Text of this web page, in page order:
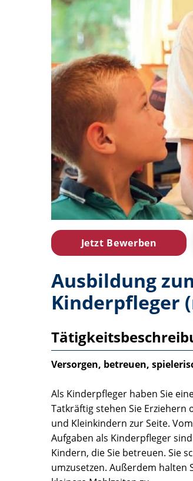
Jetzt Bewerben
Ausbildung
Kinderpfleger
Versorgen, betreuen,
Als Kinderpfleger haben Sie
Tatkräftig stehen Sie Erziehern
und Kleinkindern zur Seite.
Aufgaben als Kinderpfleger
Kindern, die Sie betreuen. Sie
umzusetzen. Außerdem halten